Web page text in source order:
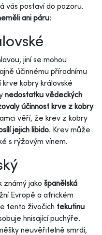
vás postaví do pozoru.
ani páru:
jiní se mohou
účinnému přírodnímu
kobry královské
nedostatku vědeckých
účinnost krve z kobry
věří, že krev z kobry
jejich libido. Krev může
s rýžovým vínem.
známý jako španělská
Evropě a africkém
tento živočich tekutinu
hnisající puchýře.
neuvěřitelně smrdí,